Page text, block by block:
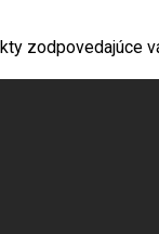
zodpovedajúce